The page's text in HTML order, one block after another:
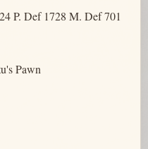
P. Def 1728 M. Def 701
Pawn